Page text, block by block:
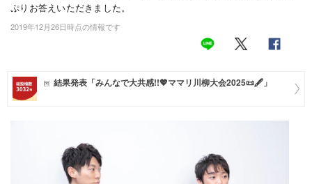
お仕事
マネー
トレンド・イベント
ぷりお答えいただきました。
2019年12月26日時点の情報です
結果発表「みんなで大共感!!💖ママリ川柳大会2025📜🖋️」